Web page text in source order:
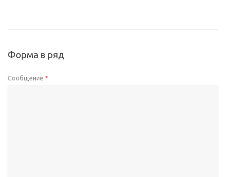
Форма в ряд
Сообщение *